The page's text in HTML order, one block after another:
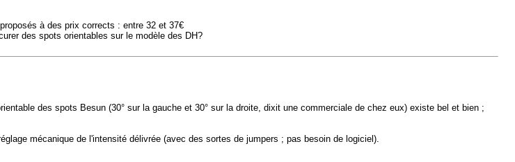
à des prix corrects : entre 32 et 37€
des spots orientables sur le modèle des DH?
des spots Besun (30° sur la gauche et 30° sur la droite, dixit une commerciale de chez eux) existe bel et bien ;
mécanique de l'intensité délivrée (avec des sortes de jumpers ; pas besoin de logiciel).